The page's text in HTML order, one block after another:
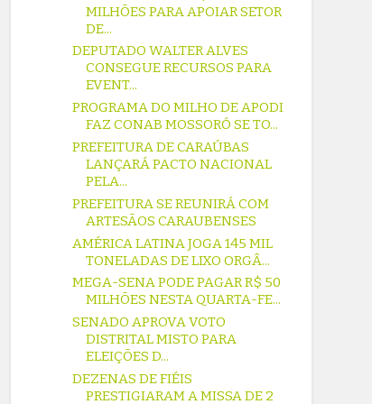
MILHÕES PARA APOIAR SETOR
DE...
DEPUTADO WALTER ALVES
CONSEGUE RECURSOS PARA
EVENT...
PROGRAMA DO MILHO DE APODI
FAZ CONAB MOSSORÓ SE TO...
PREFEITURA DE CARAÚBAS
LANÇARÁ PACTO NACIONAL
PELA...
PREFEITURA SE REUNIRÁ COM
ARTESÃOS CARAUBENSES
AMÉRICA LATINA JOGA 145 MIL
TONELADAS DE LIXO ORGÂ...
MEGA-SENA PODE PAGAR R$ 50
MILHÕES NESTA QUARTA-FE...
SENADO APROVA VOTO
DISTRITAL MISTO PARA
ELEIÇÕES D...
DEZENAS DE FIÉIS
PRESTIGIARAM A MISSA DE 2